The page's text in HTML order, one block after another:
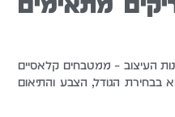
העיצוב – ממטבחים קלאסיים
בבחירת הגודל, הצבע והתיאום